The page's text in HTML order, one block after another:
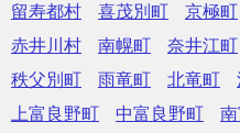
留寿都村
喜茂別町 京極町
赤井川村
南幌町 奈井江町
秩父別町
雨竜町 北竜町
上富良野町
中富良野町